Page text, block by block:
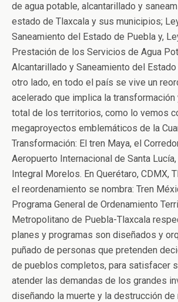
de agua potable, alcantarillado y
estado de Tlaxcala y sus municipios;
Saneamiento del Estado de Puebla y,
Prestación de los Servicios de Agua
Alcantarillado y Saneamiento del
otro lado, en todo el país se vive un
acelerado que implica la
total de los territorios, como lo vemos
megaproyectos emblemáticos de la
Transformación: El tren Maya, el
Aeropuerto Internacional de Santa
Integral Morelos. En Querétaro, CDMX,
el reordenamiento se nombra: Tren
Programa General de Ordenamiento
Metropolitano de Puebla-Tlaxcala
planes y programas son diseñados y
puñado de personas que pretenden
de pueblos completos, para satisfacer
atender las demandas de los grandes
diseñando la muerte y la destrucción de